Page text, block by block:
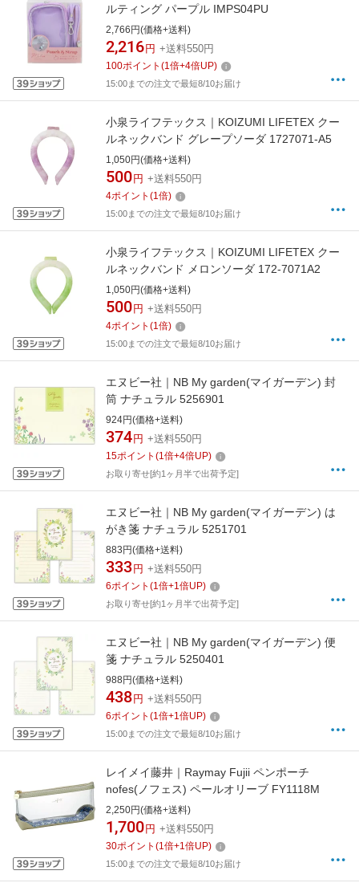
ルティング パープル IMPS04PU
2,766円(価格+送料)
2,216 円 +送料550円
100ポイント (1倍+4倍UP)
15:00までの注文で最短8/10お届け
小泉ライフテックス｜KOIZUMI LIFETEX クー
ルネックバンド グレープソーダ 1727071-A5
1,050円(価格+送料)
500 円 +送料550円
4ポイント (1倍)
15:00までの注文で最短8/10お届け
小泉ライフテックス｜KOIZUMI LIFETEX クー
ルネックバンド メロンソーダ 172-7071A2
1,050円(価格+送料)
500 円 +送料550円
4ポイント (1倍)
15:00までの注文で最短8/10お届け
エヌビー社｜NB My garden(マイガーデン) 封
筒 ナチュラル 5256901
924円(価格+送料)
374 円 +送料550円
15ポイント (1倍+4倍UP)
お取り寄せ[約1ヶ月半で出荷予定]
エヌビー社｜NB My garden(マイガーデン) は
がき箋 ナチュラル 5251701
883円(価格+送料)
333 円 +送料550円
6ポイント (1倍+1倍UP)
お取り寄せ[約1ヶ月半で出荷予定]
エヌビー社｜NB My garden(マイガーデン) 便
箋 ナチュラル 5250401
988円(価格+送料)
438 円 +送料550円
6ポイント (1倍+1倍UP)
15:00までの注文で最短8/10お届け
レイメイ藤井｜Raymay Fujii ペンポーチ
nofes(ノフェス) ペールオリーブ FY1118M
2,250円(価格+送料)
1,700 円 +送料550円
30ポイント (1倍+1倍UP)
15:00までの注文で最短8/10お届け